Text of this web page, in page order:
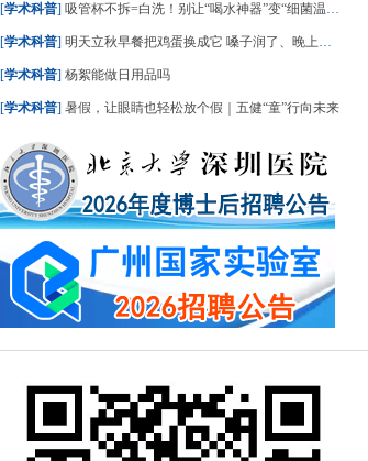
[学术科普] 吸管杯不拆=白洗！别让“喝水神器”变“细菌温床”
[学术科普] 明天立秋早餐把鸡蛋换成它 嗓子润了、晚上睡踏实了
[学术科普] 杨絮能做日用品吗
[学术科普] 暑假，让眼睛也轻松放个假｜五健“童”行向未来